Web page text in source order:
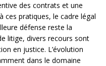
des contrats et une
ces pratiques, le cadre légal
défense reste la
litige, divers recours sont
en justice. L’évolution
dans le domaine